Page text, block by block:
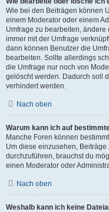
Wie bei den Beiträgen können
einem Moderator oder einem
Umfrage zu bearbeiten,
immer mit der Umfrage
dann können Benutzer die
bearbeiten. Sollte allerdings
die Umfrage nur noch von
gelöscht werden. Dadurch soll
verhindert werden.
Nach oben
Warum kann ich auf
Manche Foren können
Um diese einzusehen,
durchzuführen, brauchst du
einen Moderator oder
Nach oben
Weshalb kann ich keine